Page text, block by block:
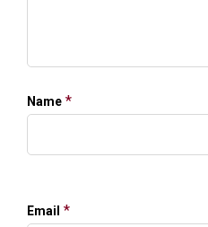
Name *
Email *